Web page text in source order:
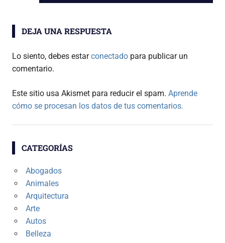
entradas
SIGUIENTE:
DEJA UNA RESPUESTA
Lo siento, debes estarconectado para publicar un
comentario.
Este sitio usa Akismet para reducir el spam. Aprende
cómo se procesan los datos de tus comentarios.
CATEGORÍAS
Abogados
Animales
Arquitectura
Arte
Autos
Belleza